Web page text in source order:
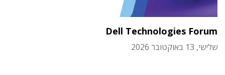
Dell Technologies Forum
שלישי, 13 באוקטובר 2026